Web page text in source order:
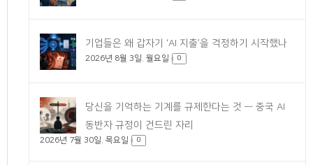
기업들은 왜 갑자기 ‘AI 지출’을 걱정하기 시작했나
2026년 8월 3일. 월요일 0
당신을 기억하는 기계를 규제한다는 것 — 중국 AI
동반자 규정이 건드린 자리
2026년 7월 30일. 목요일 0